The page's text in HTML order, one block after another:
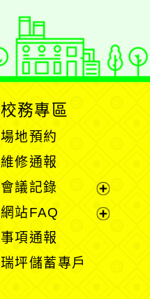
校務專區
場地預約
維修通報
會議記錄
展
開
網站FAQ
事項通報
瑞坪儲蓄專戶